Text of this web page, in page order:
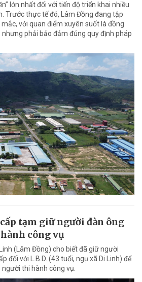
lớn nhất đối với tiến độ triển khai nhiều
Trước thực tế đó, Lâm Đồng đang tập
với quan điểm xuyên suốt là đồng
phải bảo đảm đúng quy định pháp
tạm giữ người đàn ông
công vụ
(Lâm Đồng) cho biết đã giữ người
đối với L.B.D. (43 tuổi, ngụ xã Di Linh) để
thi hành công vụ.